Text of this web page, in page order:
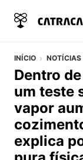
INÍCIO NOTÍCIAS
Dentro
um teste
vapor
explica